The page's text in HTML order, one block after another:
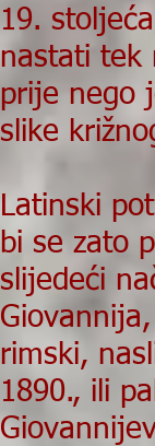
19.
nastati tek
prije nego
slike
Latinski
bi se zato
slijedeći
rimski,
1890., ili